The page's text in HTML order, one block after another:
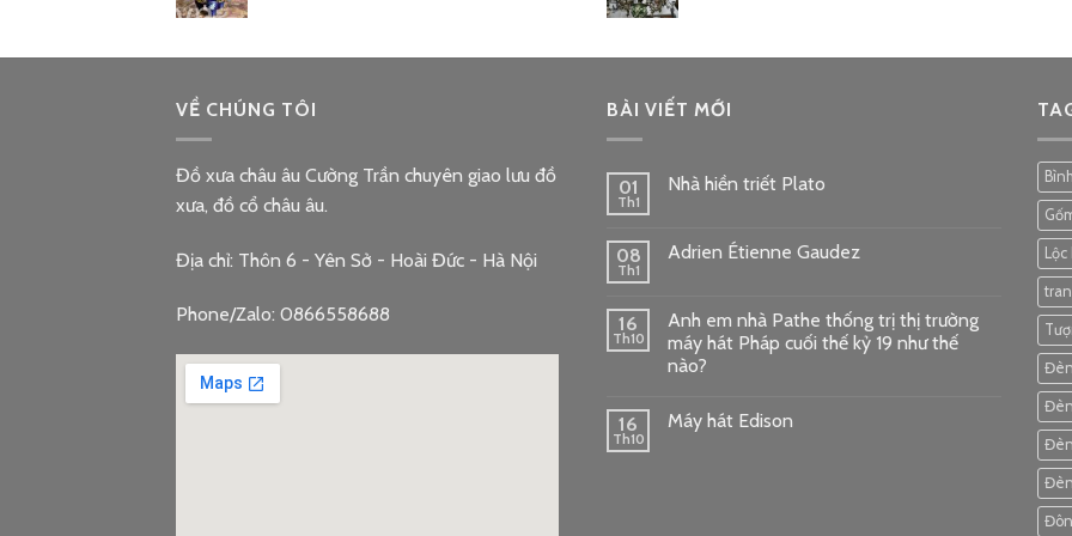
VỀ CHÚNG TÔI
Đồ xưa châu âu Cường Trần chuyên giao lưu đồ
xưa, đồ cổ châu âu.
Địa chỉ: Thôn 6 - Yên Sở - Hoài Đức - Hà Nội
Phone/Zalo: 0866558688
BÀI VIẾT MỚI
01
Th1
Nhà hiền triết Plato
08
Th1
Adrien Étienne Gaudez
16
Th10
Anh em nhà Pathe thống trị thị trường
máy hát Pháp cuối thế kỷ 19 như thế
nào?
16
Th10
Máy hát Edison